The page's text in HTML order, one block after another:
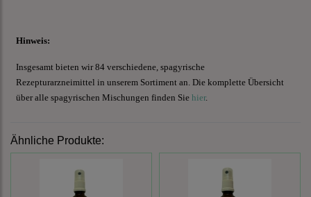
Hinweis:
Insgesamt bieten wir 84 verschiedene, spagyrische
Rezepturarzneimittel in unserem Sortiment an. Die komplette Übersicht
über alle spagyrischen Mischungen finden Sie hier.
Ähnliche Produkte: